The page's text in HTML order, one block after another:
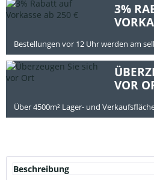
3%
Bestellungen vor 12 Uhr werden am
VOR
Über 4500m² Lager- und
Beschreibung